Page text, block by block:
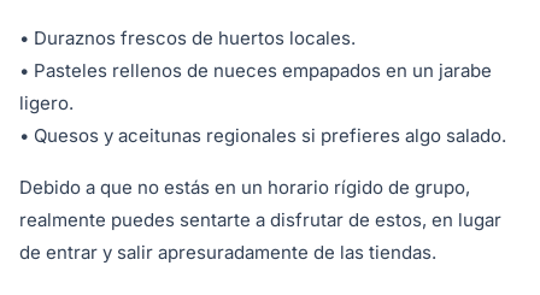
• Duraznos frescos de huertos locales.
• Pasteles rellenos de nueces empapados en un jarabe
ligero.
• Quesos y aceitunas regionales si prefieres algo salado.
Debido a que no estás en un horario rígido de grupo,
realmente puedes sentarte a disfrutar de estos, en lugar
de entrar y salir apresuradamente de las tiendas.